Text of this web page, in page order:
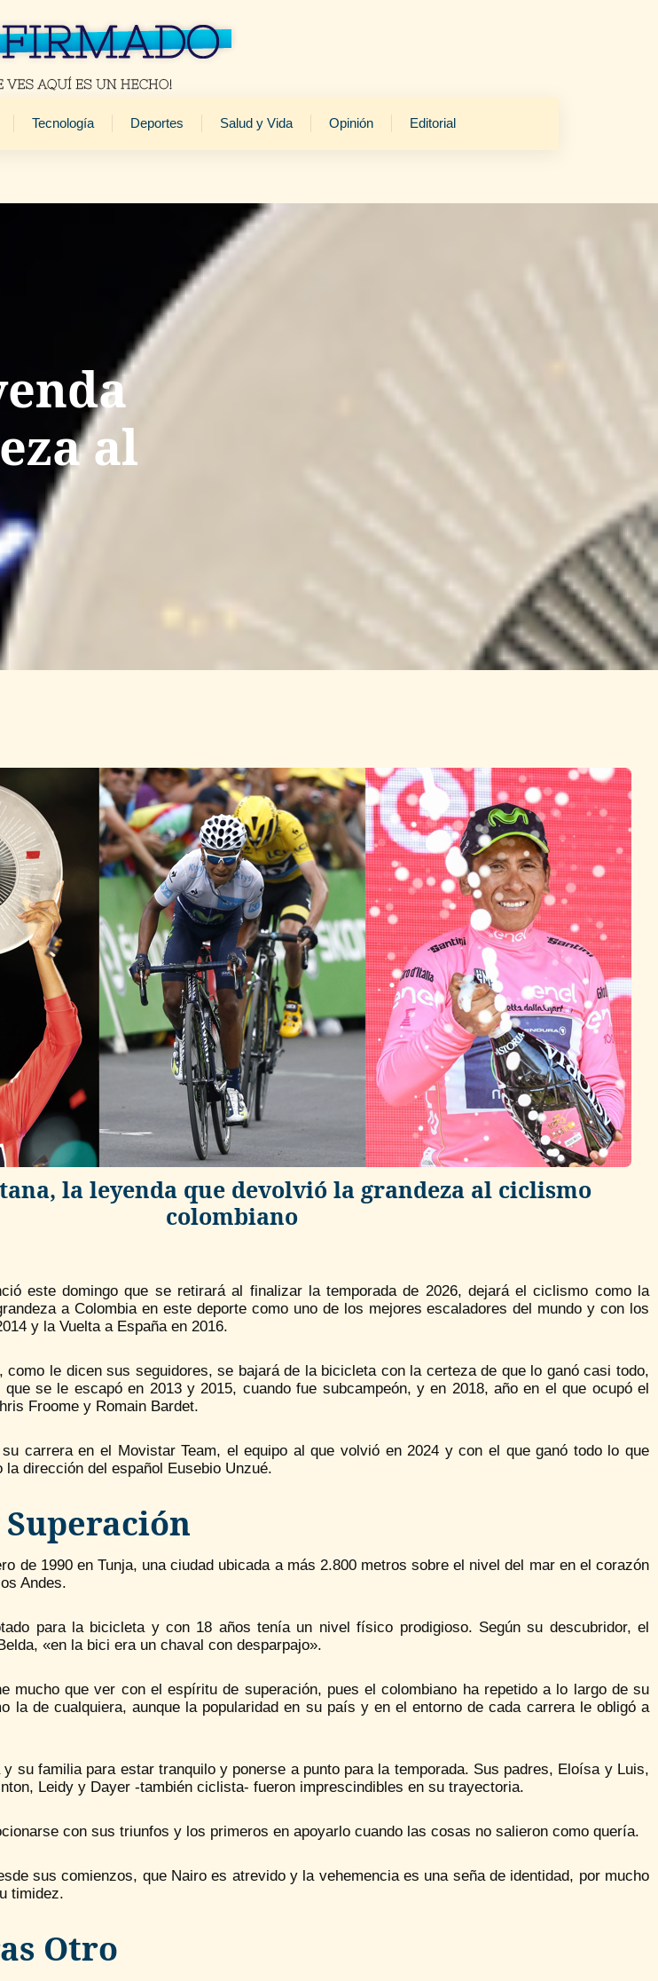
Tecnología Deportes Salud y Vida Opinión Editorial
al
la leyenda que devolvió la grandeza al ciclismo
colombiano
este domingo que se retirará al finalizar la temporada de 2026, dejará el ciclismo como la
a Colombia en este deporte como uno de los mejores escaladores del mundo y con los
y la Vuelta a España en 2016.
como le dicen sus seguidores, se bajará de la bicicleta con la certeza de que lo ganó casi todo,
se le escapó en 2013 y 2015, cuando fue subcampeón, y en 2018, año en el que ocupó el
Froome y Romain Bardet.
carrera en el Movistar Team, el equipo al que volvió en 2024 y con el que ganó todo lo que
la dirección del español Eusebio Unzué.
de 1990 en Tunja, una ciudad ubicada a más 2.800 metros sobre el nivel del mar en el corazón
Andes.
para la bicicleta y con 18 años tenía un nivel físico prodigioso. Según su descubridor, el
«en la bici era un chaval con desparpajo».
mucho que ver con el espíritu de superación, pues el colombiano ha repetido a lo largo de su
la de cualquiera, aunque la popularidad en su país y en el entorno de cada carrera le obligó a
su familia para estar tranquilo y ponerse a punto para la temporada. Sus padres, Eloísa y Luis,
Leidy y Dayer -también ciclista- fueron imprescindibles en su trayectoria.
con sus triunfos y los primeros en apoyarlo cuando las cosas no salieron como quería.
sus comienzos, que Nairo es atrevido y la vehemencia es una seña de identidad, por mucho
timidez.
Otro